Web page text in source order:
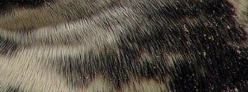
että kalanpyydyksiin hukkuneiden
selvitettyä, kuinka suuri on